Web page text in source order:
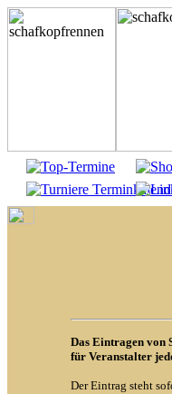
Das Eintragen von
für Veranstalter
Der Eintrag steht